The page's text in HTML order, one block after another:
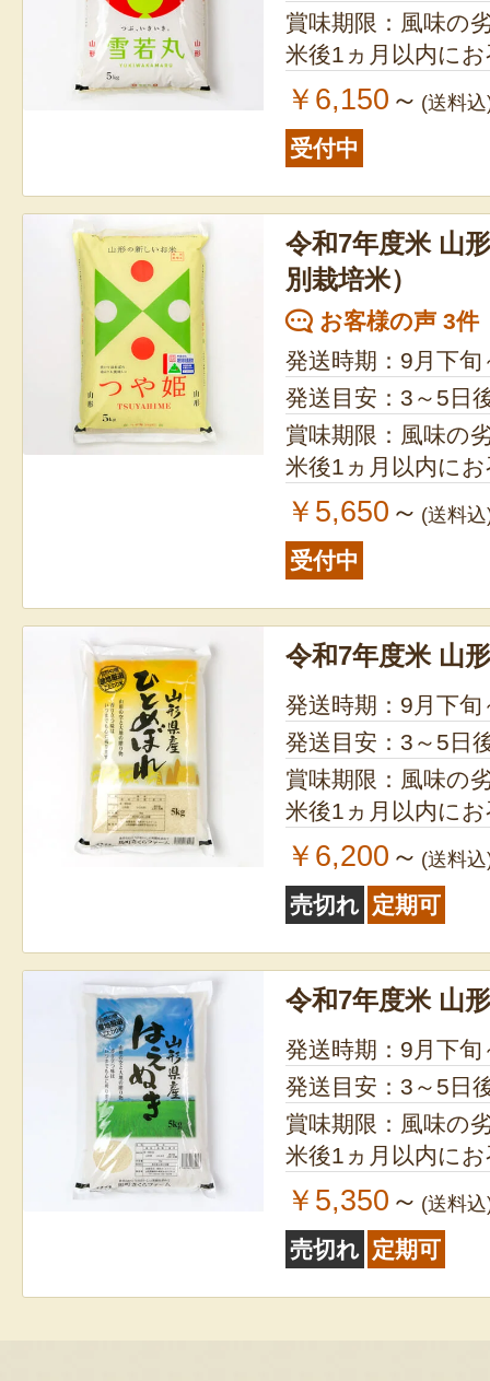
賞味期限：風味の
米後1ヵ月以内に
￥6,150 ～ (送料
受付中
令和7年度米 山
別栽培米）
お客様の声 3件
発送時期：9月下旬
発送目安：3～5日
賞味期限：風味の
米後1ヵ月以内に
￥5,650 ～ (送料
受付中
令和7年度米 山
発送時期：9月下旬
発送目安：3～5日
賞味期限：風味の
米後1ヵ月以内に
￥6,200 ～ (送料
売切れ 定期可
令和7年度米 山
発送時期：9月下旬
発送目安：3～5日
賞味期限：風味の
米後1ヵ月以内に
￥5,350 ～ (送料
売切れ 定期可